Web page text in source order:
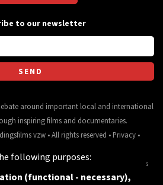
to our newsletter
around important local and international
inspiring films and documentaries.
vzw • All rights reserved • Privacy•
for movie data and images:
General terms
and conditions
following purposes:
(functional - necessary),